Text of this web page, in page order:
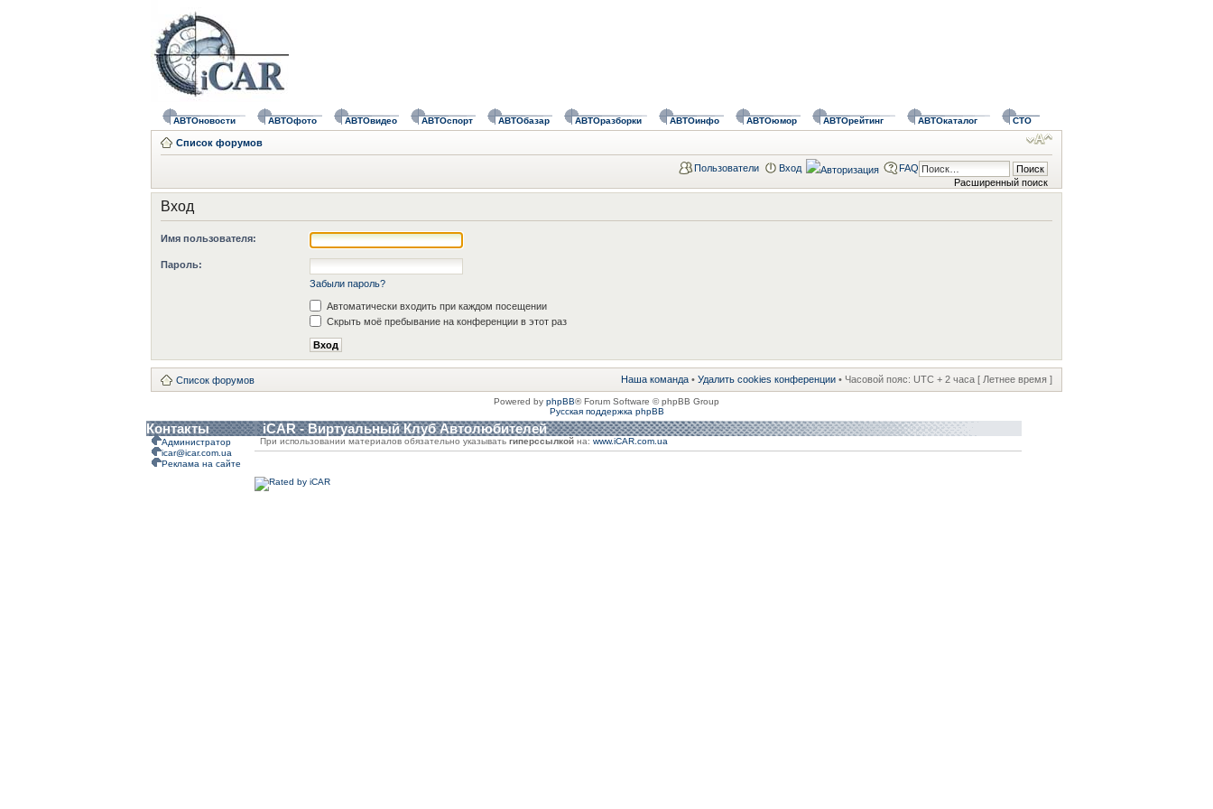
АВТОновости АВТОфото АВТОвидео АВТОспорт АВТОбазар АВТОразборки АВТОинфо АВТОюмор АВТОрейтинг АВТОкаталог СТО
Список форумов
Расширенный поиск
Пользователи Вход FAQ
Вход
Имя пользователя:
Пароль:
Забыли пароль?
Автоматически входить при каждом посещении
Скрыть моё пребывание на конференции в этот раз
Список форумов Наша команда • Удалить cookies конференции • Часовой пояс: UTC + 2 часа [ Летнее время ]
Powered by phpBB® Forum Software © phpBB Group
Русская поддержка phpBB
Контакты iCAR - Виртуальный Клуб Автолюбителей
Администратор
icar@icar.com.ua
Реклама на сайте
При использовании материалов обязательно указывать гиперссылкой на: www.iCAR.com.ua